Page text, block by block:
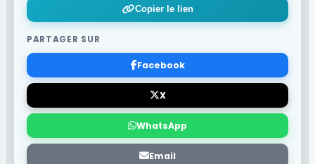
Copier le lien
PARTAGER SUR
Facebook
X
WhatsApp
Email